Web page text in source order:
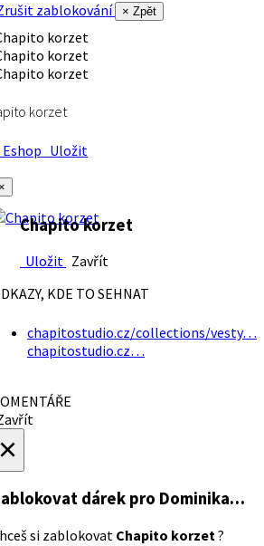
zablokování
× Zpět
korzet
Uložit
Chapito korzet
Uložit Zavřít
KDE TO SEHNAT
chapitostudio.cz/collections/vesty…
chapitostudio.cz…
dárek pro Dominika…
si zablokovat Chapito korzet?